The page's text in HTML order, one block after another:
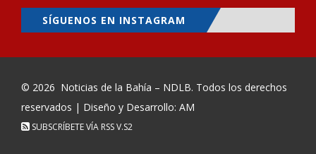
SÍGUENOS EN INSTAGRAM
© 2026 Noticias de la Bahía – NDLB. Todos los derechos
reservados | Diseño y Desarrollo: AM
SUBSCRÍBETE VÍA RSSV.S2